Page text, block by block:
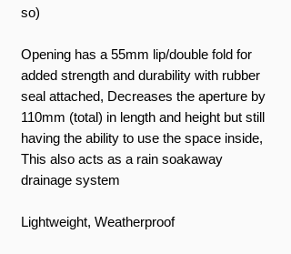
so)
Opening has a 55mm lip/double fold for
added strength and durability with rubber
seal attached, Decreases the aperture by
110mm (total) in length and height but still
having the ability to use the space inside,
This also acts as a rain soakaway
drainage system
Lightweight, Weatherproof